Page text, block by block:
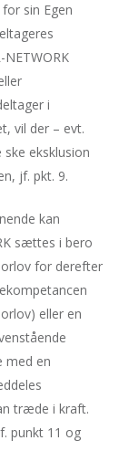
sin Egen
i
vil der – evt.
eksklusion
jf. pkt. 9.
kan
sættes i bero
for derefter
eller en
med en
træde i kraft.
punkt 11 og